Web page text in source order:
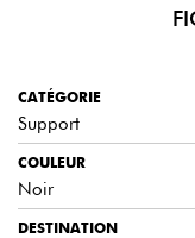
CATÉGORIE
Support
COULEUR
Noir
DESTINATION